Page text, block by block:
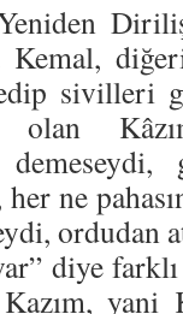
sivilleri
olan
ne
ordudan
diye
yani